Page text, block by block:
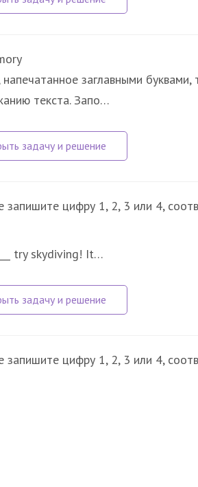
заглавными буквами,
текста. Запо…
запишите цифру 1, 2, 3 или 4,
try skydiving! It…
запишите цифру 1, 2, 3 или 4,